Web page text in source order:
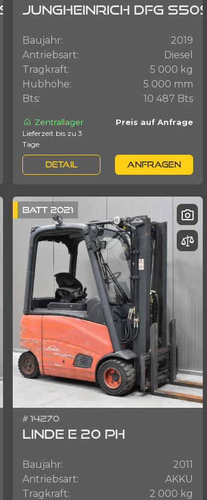
JUNGHEINRICH DFG
Baujahr:
2019
Antriebsart:
Diesel
Tragkraft:
5 000 kg
Hubhöhe:
5 000 mm
Bts:
10 487 Bts
Zentrallager
Preis auf Anfrage
Lieferzeit bis zu 3
Tage
DETAIL ANFRAGEN
BATT 2021
# 14270
LINDE E 20 PH
Baujahr:
2011
Antriebsart:
AKKU
Tragkraft:
2 000 kg